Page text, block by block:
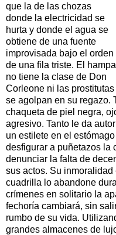
que la de las chozas
donde la electricidad se
hurta y donde el agua se
obtiene de una fuente
improvisada bajo el orden
de una fila triste. El hampa
no tiene la clase de Don
Corleone ni las prostitutas
se agolpan en su regazo.
chaqueta de piel negra,
agresivo. Tanto le da
un estilete en el
desfigurar a puñetazos la
denunciar la falta de
sus actos. Su
cuadrilla lo abandone
crímenes en solitario la
fechoría cambiará, sin
rumbo de su vida.
grandes almacenes de